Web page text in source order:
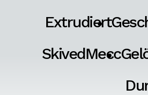
Extrudiert
SkivedMecc